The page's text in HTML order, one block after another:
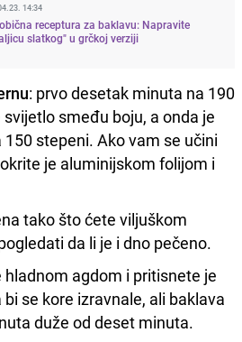
14:34
receptura za baklavu: Napravite
slatkog" u grčkoj verziji
: prvo desetak minuta na 190
smeđu boju, a onda je
stepeni. Ako vam se učini
je aluminijskom folijom i
tako što ćete viljuškom
da li je i dno pečeno.
agdom i pritisnete je
se kore izravnale, ali baklava
duže od deset minuta.